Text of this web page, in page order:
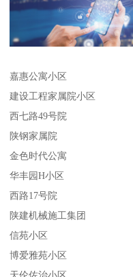
嘉惠公寓小区
建设工程家属院小区
西七路49号院
陕钢家属院
金色时代公寓
华丰园H小区
西路17号院
陕建机械施工集团
信苑小区
博爱雅苑小区